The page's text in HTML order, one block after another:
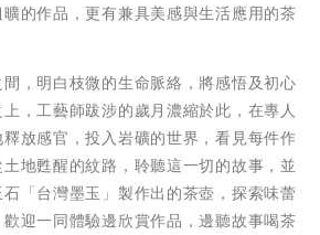
的作品，更有兼具美感與生活應用的茶
，明白枝微的生命脈絡，將感悟及初心
，工藝師跋涉的歲月濃縮於此，在專人
放感官，投入岩礦的世界，看見每件作
地甦醒的紋路，聆聽這一切的故事，並
「台灣墨玉」製作出的茶壺，探索味蕾
迎一同體驗邊欣賞作品，邊聽故事喝茶